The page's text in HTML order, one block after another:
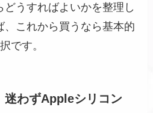
うすればよいかを整理し
、これから買うなら基本的
です。
迷わずAppleシリコン